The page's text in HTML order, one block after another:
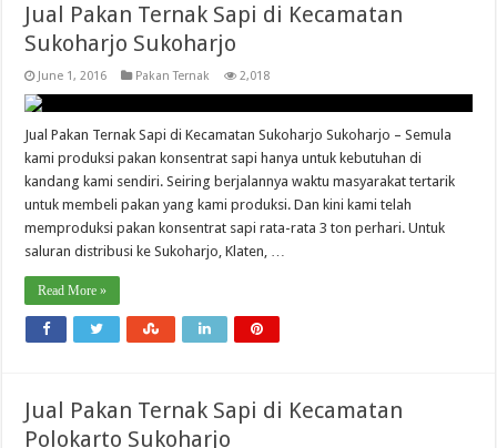
Jual Pakan Ternak Sapi di Kecamatan
Sukoharjo Sukoharjo
June 1, 2016 Pakan Ternak 2,018
Jual Pakan Ternak Sapi di Kecamatan Sukoharjo Sukoharjo – Semula
kami produksi pakan konsentrat sapi hanya untuk kebutuhan di
kandang kami sendiri. Seiring berjalannya waktu masyarakat tertarik
untuk membeli pakan yang kami produksi. Dan kini kami telah
memproduksi pakan konsentrat sapi rata-rata 3 ton perhari. Untuk
saluran distribusi ke Sukoharjo, Klaten, …
Read More »
Jual Pakan Ternak Sapi di Kecamatan
Polokarto Sukoharjo